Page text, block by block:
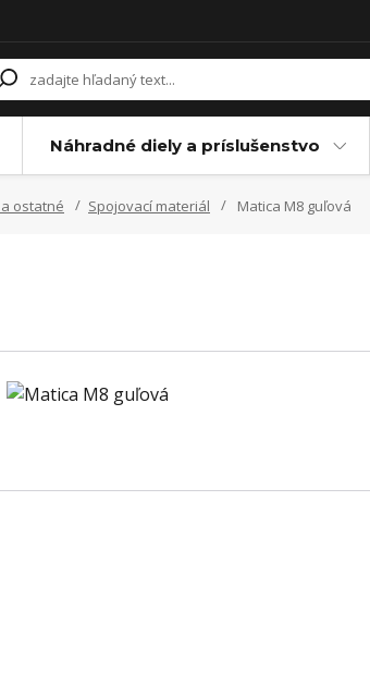
Náhradné diely a príslušenstvo
ostatné Spojovací materiál Matica M8 guľová